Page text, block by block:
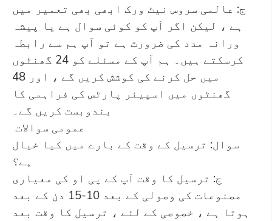
ج: عالمی سروس نیٹ ورک ابھی بھی تعمیر میں
ہے ، لیکن اگر آپ کو کوئی سوال ہے یا پیشہ
ورانہ مدد کی ضرورت ہے تو آپ ہم سے رابطہ
کرسکتے ہیں۔ ہم آپ کے مسئلے کو 24 گھنٹوں
میں حل کرنے کی کوشش کریں گے ، اور 48
گھنٹوں میں اسپیئر پارٹس کی فراہمی کا
بندوبست کریں گے۔
عمومی سوالات
سوال: ترسیل کے وقت کے بارے میں کیا خیال
ہے؟
ج: ترسیل کا وقت آپ کے پی او کی معیاری
مصنوعات کی وصولی کے بعد 10-15 دن کے بعد
ہوتا ہے ، خصوصی کے لئے ، ترسیل کا وقت بعد